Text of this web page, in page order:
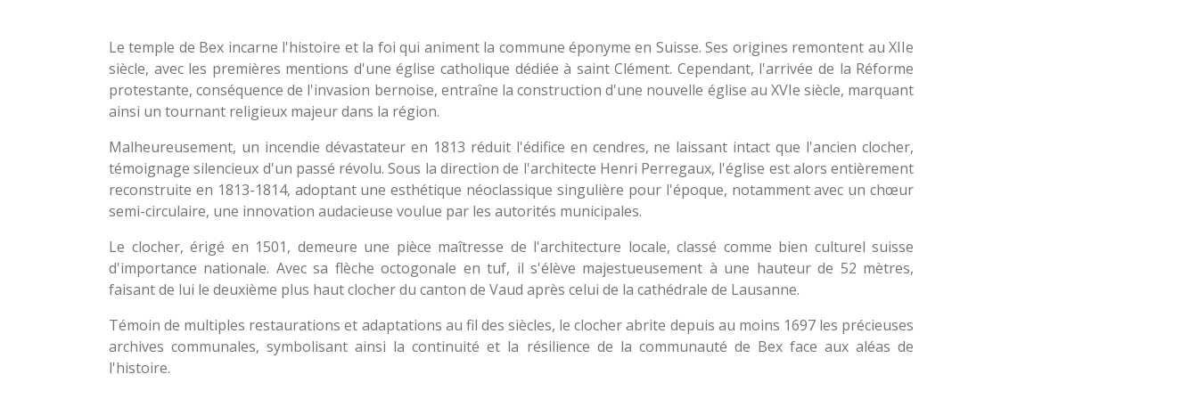
Le temple de Bex incarne l'histoire et la foi qui animent la commune éponyme en Suisse. Ses origines remontent au XIIe
siècle, avec les premières mentions d'une église catholique dédiée à saint Clément. Cependant, l'arrivée de la Réforme
protestante, conséquence de l'invasion bernoise, entraîne la construction d'une nouvelle église au XVIe siècle, marquant
ainsi un tournant religieux majeur dans la région.
Malheureusement, un incendie dévastateur en 1813 réduit l'édifice en cendres, ne laissant intact que l'ancien clocher,
témoignage silencieux d'un passé révolu. Sous la direction de l'architecte Henri Perregaux, l'église est alors entièrement
reconstruite en 1813-1814, adoptant une esthétique néoclassique singulière pour l'époque, notamment avec un chœur
semi-circulaire, une innovation audacieuse voulue par les autorités municipales.
Le clocher, érigé en 1501, demeure une pièce maîtresse de l'architecture locale, classé comme bien culturel suisse
d'importance nationale. Avec sa flèche octogonale en tuf, il s'élève majestueusement à une hauteur de 52 mètres,
faisant de lui le deuxième plus haut clocher du canton de Vaud après celui de la cathédrale de Lausanne.
Témoin de multiples restaurations et adaptations au fil des siècles, le clocher abrite depuis au moins 1697 les précieuses
archives communales, symbolisant ainsi la continuité et la résilience de la communauté de Bex face aux aléas de
l'histoire.